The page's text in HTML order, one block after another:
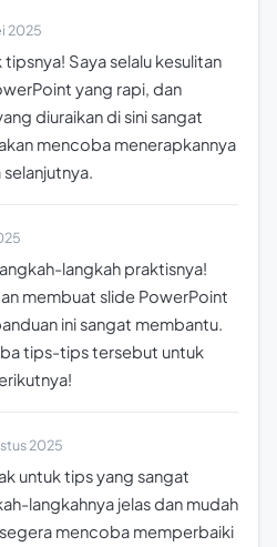
2025
tipsnya! Saya selalu kesulitan
yang rapi, dan
diuraikan di sini sangat
mencoba menerapkannya
langkah praktisnya!
membuat slide PowerPoint
ini sangat membantu.
tips-tips tersebut untuk
2025
untuk tips yang sangat
langkahnya jelas dan mudah
mencoba memperbaiki